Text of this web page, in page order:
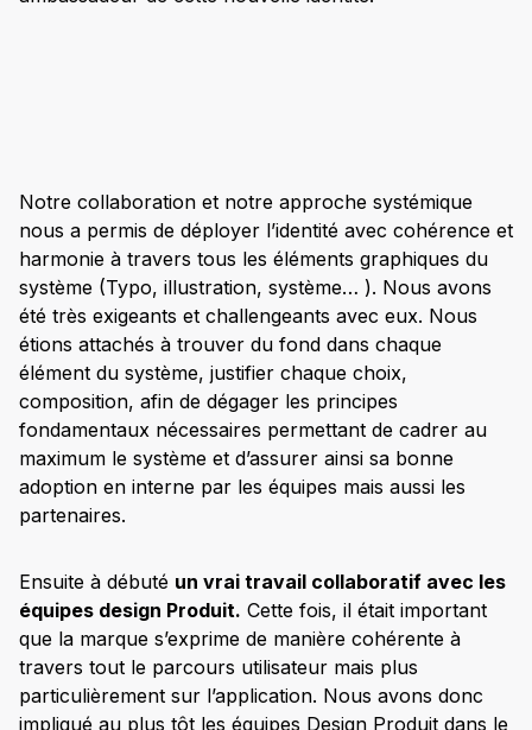
Notre collaboration et notre approche systémique
nous a permis de déployer l’identité avec cohérence et
harmonie à travers tous les éléments graphiques du
système (Typo, illustration, système… ). Nous avons
été très exigeants et challengeants avec eux. Nous
étions attachés à trouver du fond dans chaque
élément du système, justifier chaque choix,
composition, afin de dégager les principes
fondamentaux nécessaires permettant de cadrer au
maximum le système et d’assurer ainsi sa bonne
adoption en interne par les équipes mais aussi les
partenaires.
Ensuite à débuté un vrai travail collaboratif avec les
équipes design Produit. Cette fois, il était important
que la marque s’exprime de manière cohérente à
travers tout le parcours utilisateur mais plus
particulièrement sur l’application. Nous avons donc
impliqué au plus tôt les équipes Design Produit dans le